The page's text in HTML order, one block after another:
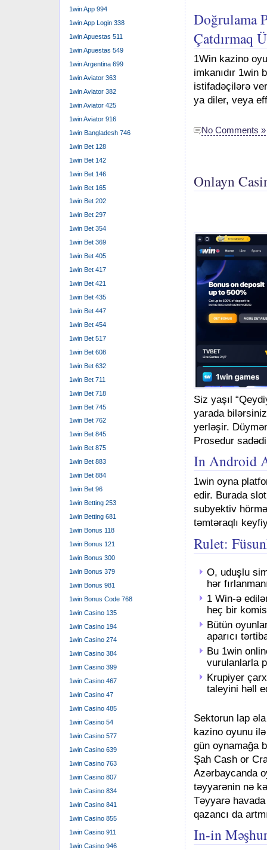
Doğrulama
Çatdırmaq
1Win kazino
imkanıdır 1win
istifadəçilərə
ya diler, veya
No Comments »
Onlayn
Siz yaşıl
yarada
yerləşir.
Prosedur
In Android
1win oyna
edir. Burada
subyektiv
təmtəraqlı
Rulet:
O, uduşlu
hər
1 Win-ə
heç bir
Bütün
aparıcı
Bu 1win
vurulanlarla
Krupiyer
taleyini həll
Sektorun lap
kazino oyunu
gün oynamağa
Şah Cash or
Azərbaycanda
təyyarənin nə
Təyyarə
qazancı da
In-in
1win App 994
1win App Login 338
1win Apuestas 511
1win Apuestas 549
1win Argentina 699
1win Aviator 363
1win Aviator 382
1win Aviator 425
1win Aviator 916
1win Bangladesh 746
1win Bet 128
1win Bet 142
1win Bet 146
1win Bet 165
1win Bet 202
1win Bet 297
1win Bet 354
1win Bet 369
1win Bet 405
1win Bet 417
1win Bet 421
1win Bet 435
1win Bet 447
1win Bet 454
1win Bet 517
1win Bet 608
1win Bet 632
1win Bet 711
1win Bet 718
1win Bet 745
1win Bet 762
1win Bet 845
1win Bet 875
1win Bet 883
1win Bet 884
1win Bet 96
1win Betting 253
1win Betting 681
1win Bonus 118
1win Bonus 121
1win Bonus 300
1win Bonus 379
1win Bonus 981
1win Bonus Code 768
1win Casino 135
1win Casino 194
1win Casino 274
1win Casino 384
1win Casino 399
1win Casino 467
1win Casino 47
1win Casino 485
1win Casino 54
1win Casino 577
1win Casino 639
1win Casino 763
1win Casino 807
1win Casino 834
1win Casino 841
1win Casino 855
1win Casino 911
1win Casino 946